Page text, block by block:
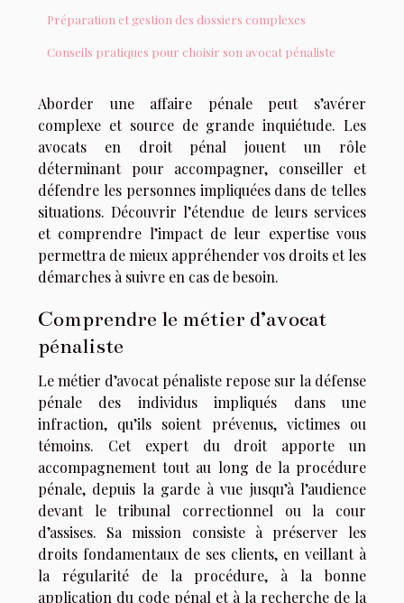
Préparation et gestion des dossiers complexes
Conseils pratiques pour choisir son avocat pénaliste
Aborder une affaire pénale peut s’avérer
complexe et source de grande inquiétude. Les
avocats en droit pénal jouent un rôle
déterminant pour accompagner, conseiller et
défendre les personnes impliquées dans de telles
situations. Découvrir l’étendue de leurs services
et comprendre l’impact de leur expertise vous
permettra de mieux appréhender vos droits et les
démarches à suivre en cas de besoin.
Comprendre le métier d’avocat
pénaliste
Le métier d’avocat pénaliste repose sur la défense
pénale des individus impliqués dans une
infraction, qu’ils soient prévenus, victimes ou
témoins. Cet expert du droit apporte un
accompagnement tout au long de la procédure
pénale, depuis la garde à vue jusqu’à l’audience
devant le tribunal correctionnel ou la cour
d’assises. Sa mission consiste à préserver les
droits fondamentaux de ses clients, en veillant à
la régularité de la procédure, à la bonne
application du code pénal et à la recherche de la